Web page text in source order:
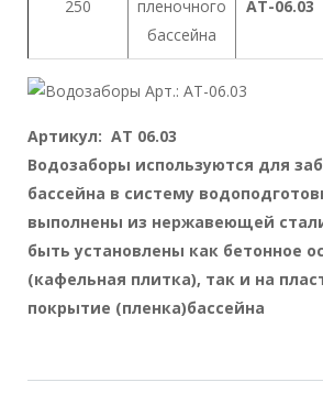
250
пленочного
бассейна
AT-06.03
Артикул: АТ 06.03
Водозаборы используются для
бассейна в систему
выполнены из нержавеющей
быть установлены как бетонное
(кафельная плитка), так и на
покрытие (пленка)бассейна